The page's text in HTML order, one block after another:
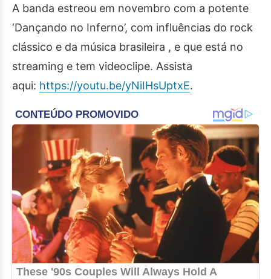
A banda estreou em novembro com a potente
‘Dançando no Inferno’, com influências do rock
clássico e da música brasileira , e que está no
streaming e tem videoclipe. Assista
aqui: https://youtu.be/yNiIHsUptxE.